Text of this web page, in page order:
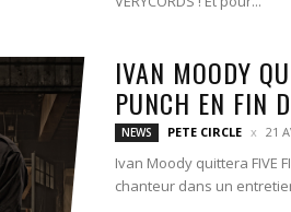
IVAN MOODY
PUNCH EN FIN
NEWS PETE CIRCLE 21
Ivan Moody quittera FIVE
chanteur dans un